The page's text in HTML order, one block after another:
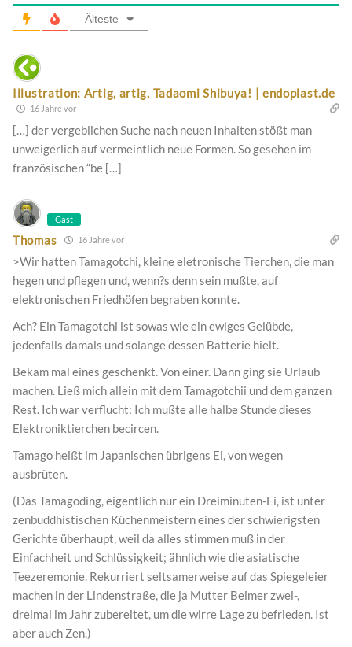
Älteste
Illustration: Artig, artig, Tadaomi Shibuya! | endoplast.de
16 Jahre vor
[…] der vergeblichen Suche nach neuen Inhalten stößt man
unweigerlich auf vermeintlich neue Formen. So gesehen im
französischen “be […]
Gast
Thomas 16 Jahre vor
>Wir hatten Tamagotchi, kleine eletronische Tierchen, die man
hegen und pflegen und, wenn?s denn sein mußte, auf
elektronischen Friedhöfen begraben konnte.
Ach? Ein Tamagotchi ist sowas wie ein ewiges Gelübde,
jedenfalls damals und solange dessen Batterie hielt.
Bekam mal eines geschenkt. Von einer. Dann ging sie Urlaub
machen. Ließ mich allein mit dem Tamagotchii und dem ganzen
Rest. Ich war verflucht: Ich mußte alle halbe Stunde dieses
Elektroniktierchen becircen.
Tamago heißt im Japanischen übrigens Ei, von wegen
ausbrüten.
(Das Tamagoding, eigentlich nur ein Dreiminuten-Ei, ist unter
zenbuddhistischen Küchenmeistern eines der schwierigsten
Gerichte überhaupt, weil da alles stimmen muß in der
Einfachheit und Schlüssigkeit; ähnlich wie die asiatische
Teezeremonie. Rekurriert seltsamerweise auf das Spiegeleier
machen in der Lindenstraße, die ja Mutter Beimer zwei-,
dreimal im Jahr zubereitet, um die wirre Lage zu befrieden. Ist
aber auch Zen.)